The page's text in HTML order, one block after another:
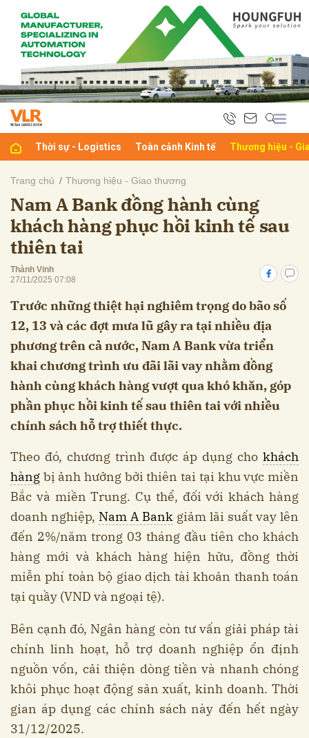
Thời sự - Logistics Toàn cảnh Kinh tế Thương hiệu -
Trang chủ Thương hiệu - Giao thương
Nam A Bank đồng hành cùng
khách hàng phục hồi kinh tế sau
thiên tai
Thành Vinh
27/11/2025 07:08
Trước những thiệt hại nghiêm trọng do bão số
12, 13 và các đợt mưa lũ gây ra tại nhiều địa
phương trên cả nước, Nam A Bank vừa triển
khai chương trình ưu đãi lãi vay nhằm đồng
hành cùng khách hàng vượt qua khó khăn, góp
phần phục hồi kinh tế sau thiên tai với nhiều
chính sách hỗ trợ thiết thực.
Theo đó, chương trình được áp dụng cho khách
hàng bị ảnh hưởng bởi thiên tai tại khu vực miền
Bắc và miền Trung. Cụ thể, đối với khách hàng
doanh nghiệp, Nam A Bank giảm lãi suất vay lên
đến 2%/năm trong 03 tháng đầu tiên cho khách
hàng mới và khách hàng hiện hữu, đồng thời
miễn phí toàn bộ giao dịch tài khoản thanh toán
tại quầy (VND và ngoại tệ).
Bên cạnh đó, Ngân hàng còn tư vấn giải pháp tài
chính linh hoạt, hỗ trợ doanh nghiệp ổn định
nguồn vốn, cải thiện dòng tiền và nhanh chóng
khôi phục hoạt động sản xuất, kinh doanh. Thời
gian áp dụng các chính sách này đến hết ngày
31/12/2025.
luận
Hủy